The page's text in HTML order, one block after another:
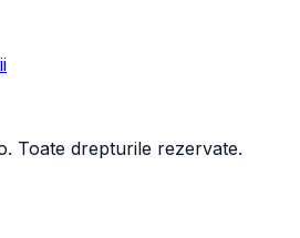
Toate drepturile rezervate.